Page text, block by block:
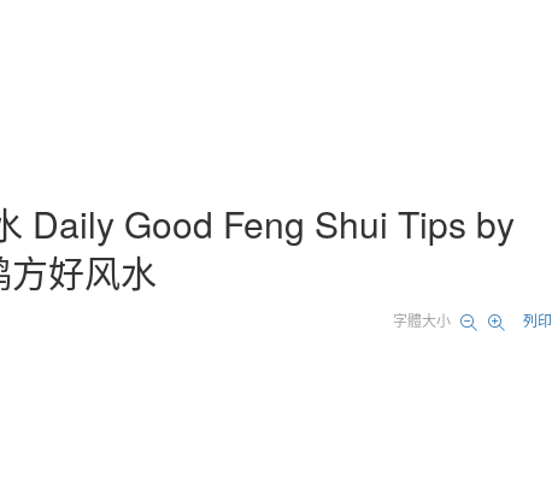
Daily Good Feng Shui Tips by
好风水
字體大小 列印